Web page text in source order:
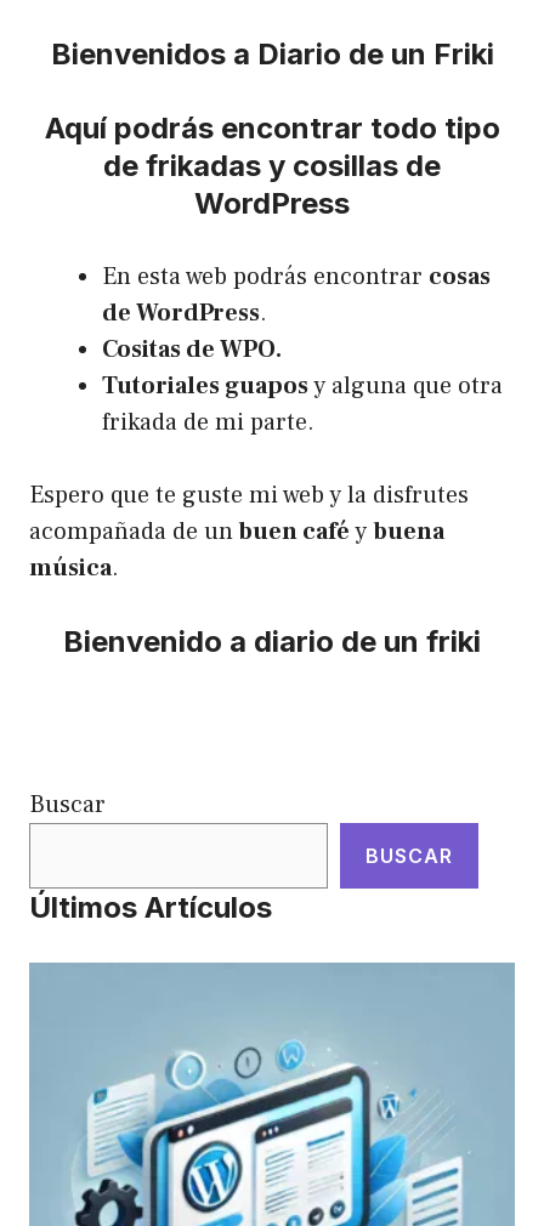
Bienvenidos a Diario de un Friki
Aquí podrás encontrar todo tipo
de frikadas y cosillas de
WordPress
En esta web podrás encontrar cosas
de WordPress.
Cositas de WPO.
Tutoriales guaposy alguna que otra
frikada de mi parte.
Espero que te guste mi web y la disfrutes
acompañada de unbuen caféybuena
música.
Bienvenido a diario de un friki
Buscar
BUSCAR
Últimos Artículos